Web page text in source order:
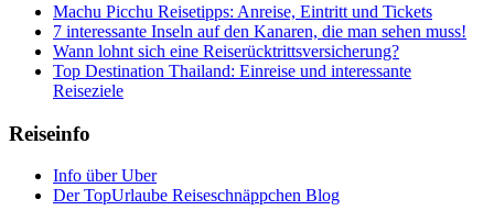
Machu Picchu Reisetipps: Anreise, Eintritt und Tickets
7 interessante Inseln auf den Kanaren, die man sehen muss!
Wann lohnt sich eine Reiserücktrittsversicherung?
Top Destination Thailand: Einreise und interessante
Reiseziele
Reiseinfo
Info über Uber
Der TopUrlaube Reiseschnäppchen Blog